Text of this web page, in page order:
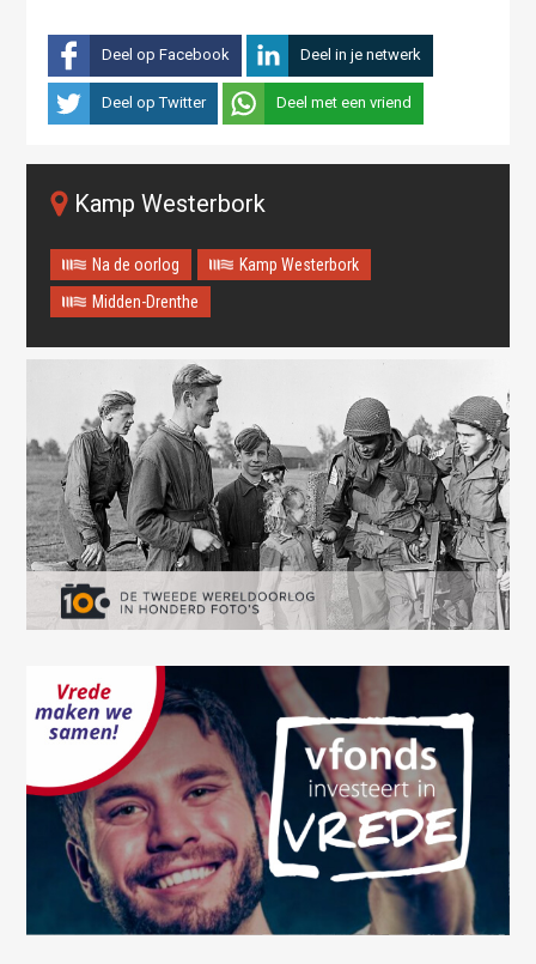
Deel op Facebook Deel in je netwerk
Deel op Twitter Deel met een vriend
Kamp Westerbork
Na de oorlog
Kamp Westerbork
Midden-Drenthe